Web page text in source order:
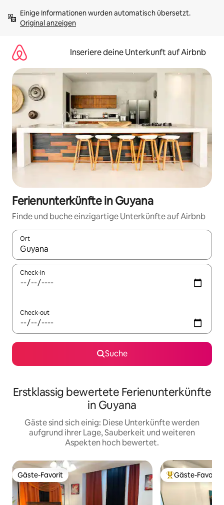
Inhalten
springenOriginal anzeigen
Inseriere deine Unterkunft auf Airbnb
Ferienunterkünfte in Guyana
Finde und buche einzigartige Unterkünfte auf Airbnb
Ort
Wenn Ergebnisse verfügbar sind, navigiere mit den
Check-in
Check-out
Suche
Erstklassig bewertete Ferienunterkünfte
in Guyana
Gäste sind sich einig: Diese Unterkünfte werden
aufgrund ihrer Lage, Sauberkeit und weiteren
Aspekten hoch bewertet.
Gäste-Favorit
Gäste-Favorit Beliebter Gäste-
Gäste-Favorit